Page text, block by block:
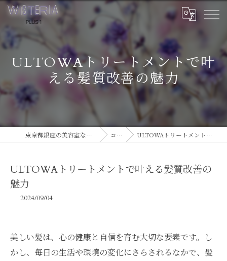
ULTOWAトリートメントで叶
える髪質改善の魅力
東京都銀座の美容室ならWISTERIA PLUS 1 コラム ULTOWAトリートメントで叶える髪質改善の魅力
ULTOWAトリートメントで叶える髪質改善の
魅力
2024/09/04
美しい髪は、心の健康と自信を育む大切な要素です。し
かし、毎日の生活や環境の変化にさらされるなかで、髪